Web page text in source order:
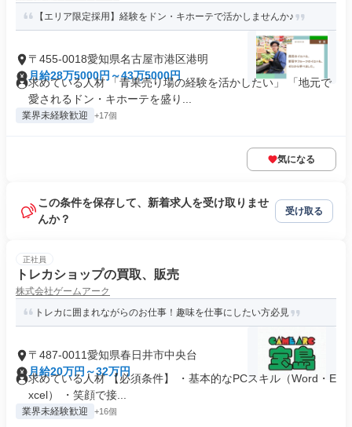
【エリア限定採用】経験をドン・キホーテで活かしませんか♪
〒455-0018愛知県名古屋市港区港明
月給28万5000円～43万5000円
求めている人材 「青果売り場の経験を活かしたい」 「地元で
愛されるドン・キホーテを盛り...
業界未経験歓迎 +17個
気になる
この条件を保存して、新着求人を受け取りませ
んか？
受け取る
正社員
トレカショップの買取、販売
株式会社ゲームアーク
トレカに囲まれながらのお仕事！趣味を仕事にしたい方必見
〒487-0011愛知県春日井市中央台
月給20万円～32万円
求めている人材 【必須条件】 ・基本的なPCスキル（Word・E
xcel） ・笑顔で接...
業界未経験歓迎 +16個